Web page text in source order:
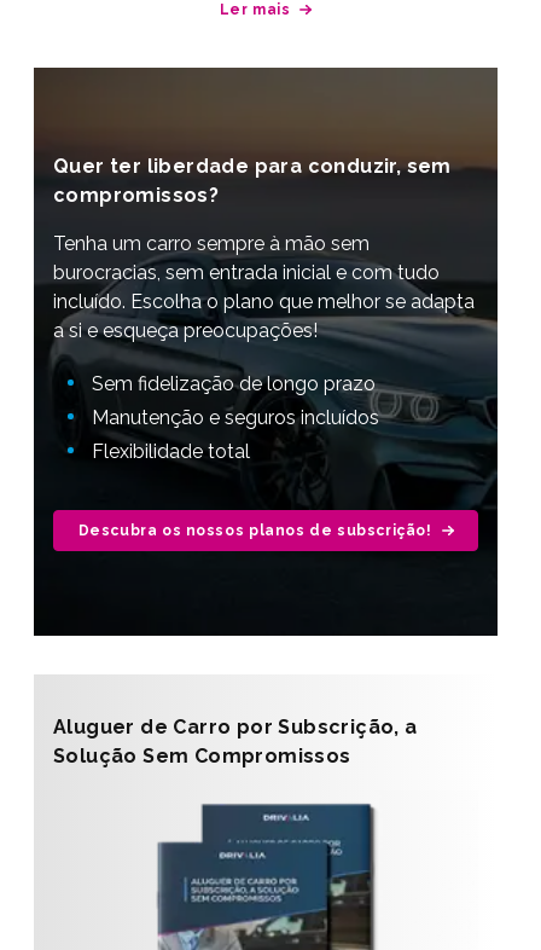
Ler mais
Quer ter liberdade para conduzir, sem
compromissos?
Tenha um carro sempre à mão sem
burocracias, sem entrada inicial e com tudo
incluído. Escolha o plano que melhor se adapta
a si e esqueça preocupações!
Sem fidelização de longo prazo
Manutenção e seguros incluídos
Flexibilidade total
Descubra os nossos planos de subscrição!
Aluguer de Carro por Subscrição, a
Solução Sem Compromissos